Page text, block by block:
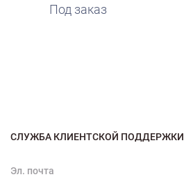
Под заказ
СЛУЖБА КЛИЕНТСКОЙ ПОДДЕРЖКИ
Эл. почта